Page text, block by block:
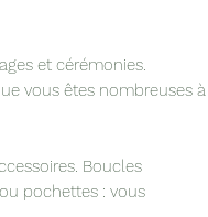
et cérémonies.
vous êtes nombreuses à
Boucles
pochettes : vous